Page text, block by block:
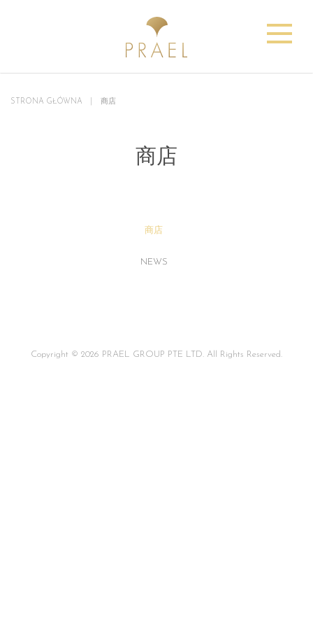
STRONA GŁÓWNA 商店
商店
商店
NEWS
Copyright © 2026 PRAEL GROUP PTE LTD. All Rights Reserved.